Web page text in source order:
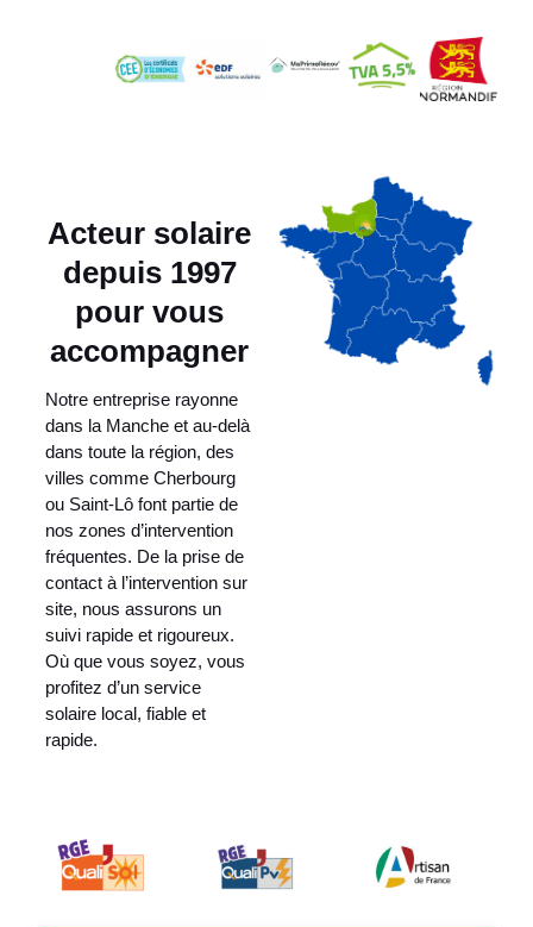
Acteur solaire
depuis 1997
pour vous
accompagner
Notre entreprise rayonne
dans la Manche et au-delà
dans toute la région, des
villes comme Cherbourg
ou Saint-Lô font partie de
nos zones d’intervention
fréquentes. De la prise de
contact à l’intervention sur
site, nous assurons un
suivi rapide et rigoureux.
Où que vous soyez, vous
profitez d’un service
solaire local, fiable et
rapide.